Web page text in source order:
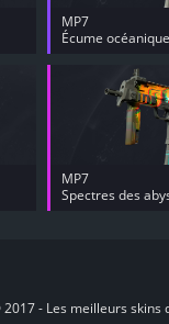
MP7
Écume océanique
MP7
Spectres des
2017 - Les meilleurs skins